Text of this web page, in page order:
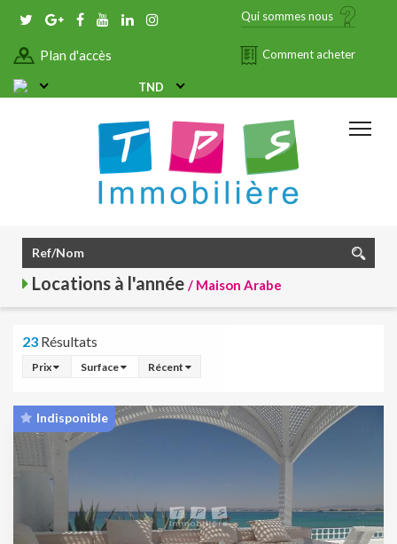
Qui sommes nous
Plan d'accès Comment acheter
TND
Locations à l'année / Maison Arabe
23 Résultats
Prix Surface Récent
Indisponible